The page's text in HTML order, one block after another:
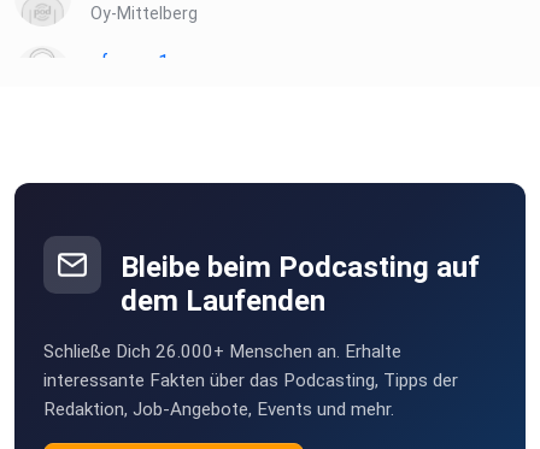
Oy-Mittelberg
sfsvaaq1
Rocherath
rs8p8grn
Missen
hkw3fwm1
Bleibe beim Podcasting auf
dem Laufenden
Schließe Dich 26.000+ Menschen an. Erhalte
interessante Fakten über das Podcasting, Tipps der
Redaktion, Job-Angebote, Events und mehr.